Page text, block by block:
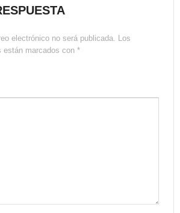
electrónico no será publicada. Los
están marcados con *